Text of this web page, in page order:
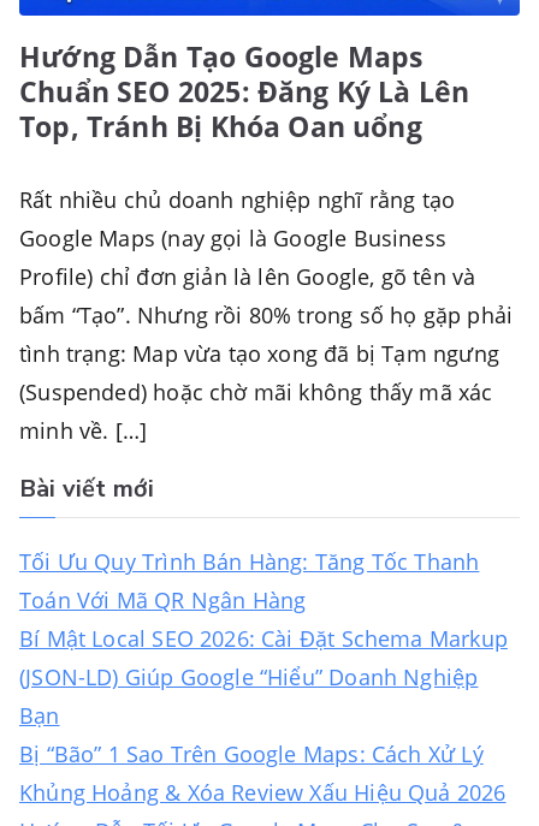
Hướng Dẫn Tạo Google Maps
Chuẩn SEO 2025: Đăng Ký Là Lên
Top, Tránh Bị Khóa Oan uổng
Rất nhiều chủ doanh nghiệp nghĩ rằng tạo
Google Maps (nay gọi là Google Business
Profile) chỉ đơn giản là lên Google, gõ tên và
bấm “Tạo”. Nhưng rồi 80% trong số họ gặp phải
tình trạng: Map vừa tạo xong đã bị Tạm ngưng
(Suspended) hoặc chờ mãi không thấy mã xác
minh về. […]
Bài viết mới
Tối Ưu Quy Trình Bán Hàng: Tăng Tốc Thanh
Toán Với Mã QR Ngân Hàng
Bí Mật Local SEO 2026: Cài Đặt Schema Markup
(JSON-LD) Giúp Google “Hiểu” Doanh Nghiệp
Bạn
Bị “Bão” 1 Sao Trên Google Maps: Cách Xử Lý
Khủng Hoảng & Xóa Review Xấu Hiệu Quả 2026